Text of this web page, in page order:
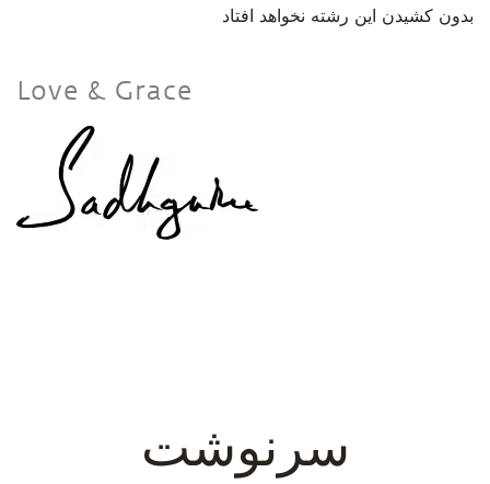
بدون کشیدن این رشته نخواهد افتاد
Love & Grace
سرنوشت